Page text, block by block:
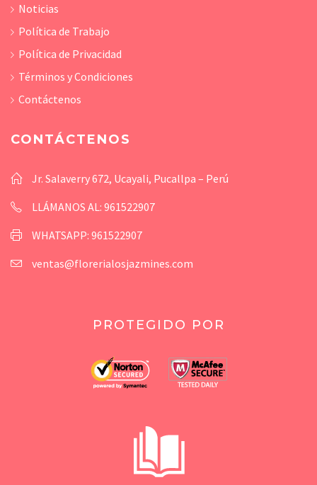
Noticias
Política de Trabajo
Política de Privacidad
Términos y Condiciones
Contáctenos
CONTÁCTENOS
Jr. Salaverry 672, Ucayali, Pucallpa – Perú
LLÁMANOS AL: 961522907
WHATSAPP: 961522907
ventas@florerialosjazmines.com
PROTEGIDO POR